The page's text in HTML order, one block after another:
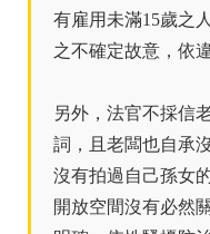
有雇用未滿15歲之
之不確定故意，依
另外，法官不採信
詞，且老闆也自承
沒有拍過自己孫女
開放空間沒有必然